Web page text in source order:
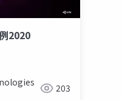
2020
203